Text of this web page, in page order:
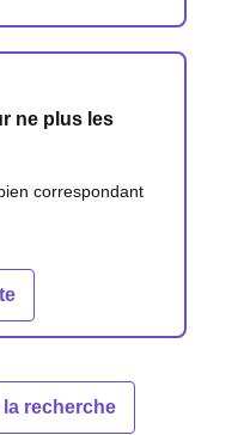
ne plus les
correspondant
recherche